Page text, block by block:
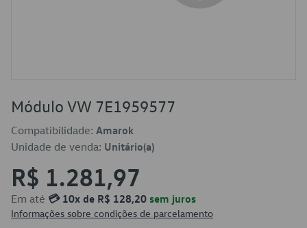
Módulo VW 7E1959577
Compatibilidade: Amarok
Unidade de venda: Unitário(a)
R$ 1.281,97
Em até 💳 10x de R$ 128,20 sem juros
Informações sobre condições de parcelamento